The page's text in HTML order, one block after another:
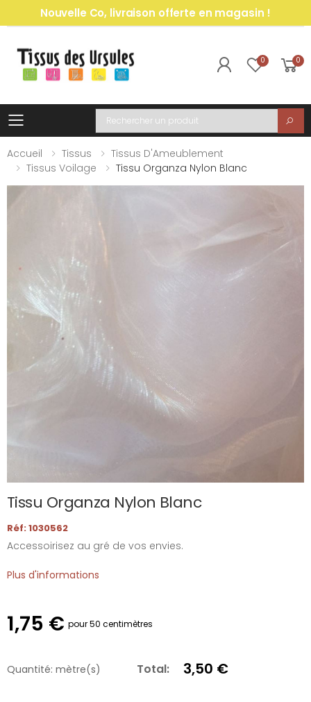
Nouvelle Co, livraison offerte en magasin !
0 0
Toggle mobile menu
Recherche
Accueil
Tissus
Tissus D'Ameublement
Tissus Voilage
Tissu Organza Nylon Blanc
Tissu Organza Nylon Blanc
Réf: 1030562
Accessoirisez au gré de vos envies.
Plus d'informations
1,75 € pour 50 centimètres
Quantité: mètre(s) Total: 3,50 €